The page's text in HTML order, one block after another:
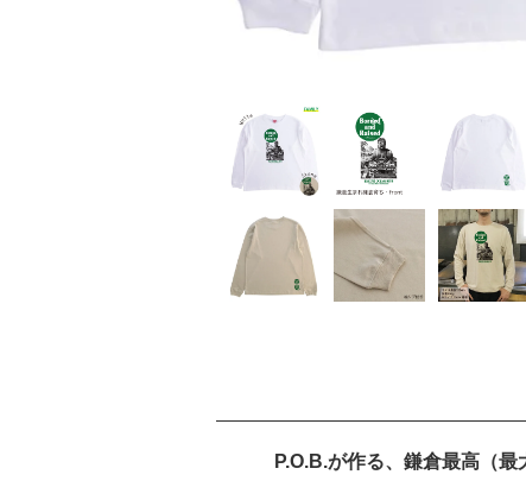
P.O.B.が作る、鎌倉最高（